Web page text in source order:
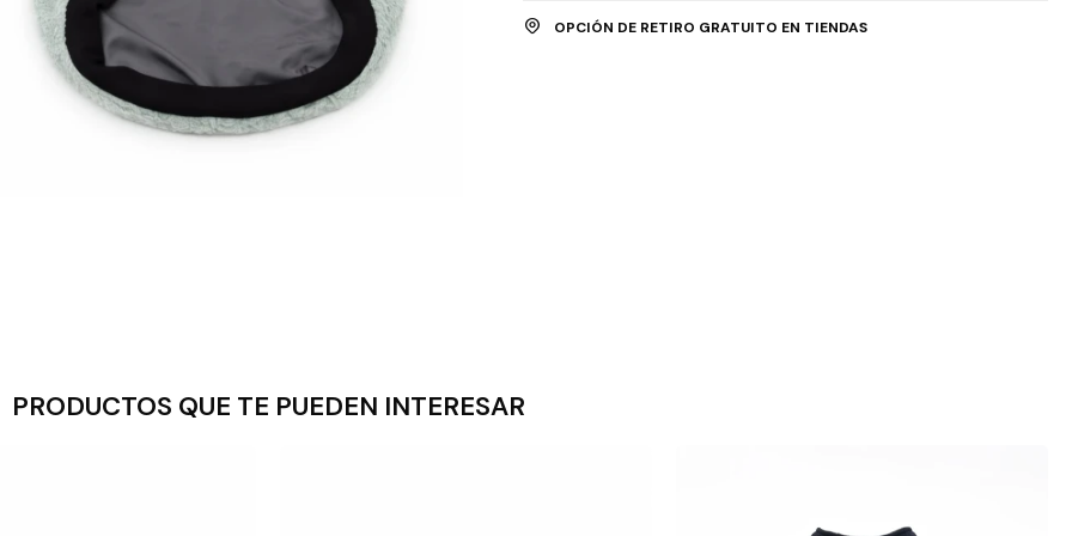
OPCIÓN DE RETIRO GRATUITO EN TIENDAS
PRODUCTOS QUE TE PUEDEN INTERESAR